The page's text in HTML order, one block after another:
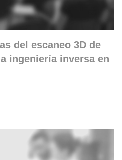
del escaneo 3D de
ingeniería inversa en